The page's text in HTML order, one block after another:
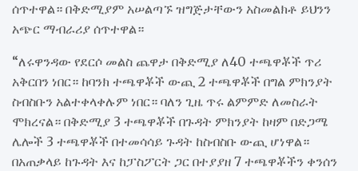
ሰጥተዋል። በቅድሚያም አሠልጣኙ ዝግጅታቸውን አስመልክቶ ይህንን
አጭር ማብራሪያ ሰጥተዋል።
“ለሩዋንዳው የደርሶ መልስ ጨዋታ በቅድሚያ ለ40 ተጫዋቾች ጥሪ
አቅርበን ነበር። ከባንክ ተጫዋቾች ውጪ 2 ተጫዋቾች በግል ምክንያት
ስብስቡን አልተቀላቀሉም ነበር። ባለን ጊዜ ጥሩ ልምምድ ለመስራት
ሞክረናል። በቅድሚያ 3 ተጫዋቾች በጉዳት ምክንያት ከዛም በድጋሜ
ሌሎች 3 ተጫዋቾች በተመሳሳይ ጉዳት ከስብስቡ ውጪ ሆነዋል።
በአጠቃላይ ከጉዳት እና ከፓስፖርት ጋር በተያያዘ 7 ተጫዋቾችን ቀንሰን